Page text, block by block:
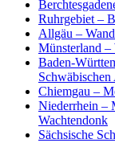
Ruhrgebiet –
Allgäu –
Münsterland –
Baden-
Chiemgau –
Niederrhein –
Wachtendonk
Sächsische